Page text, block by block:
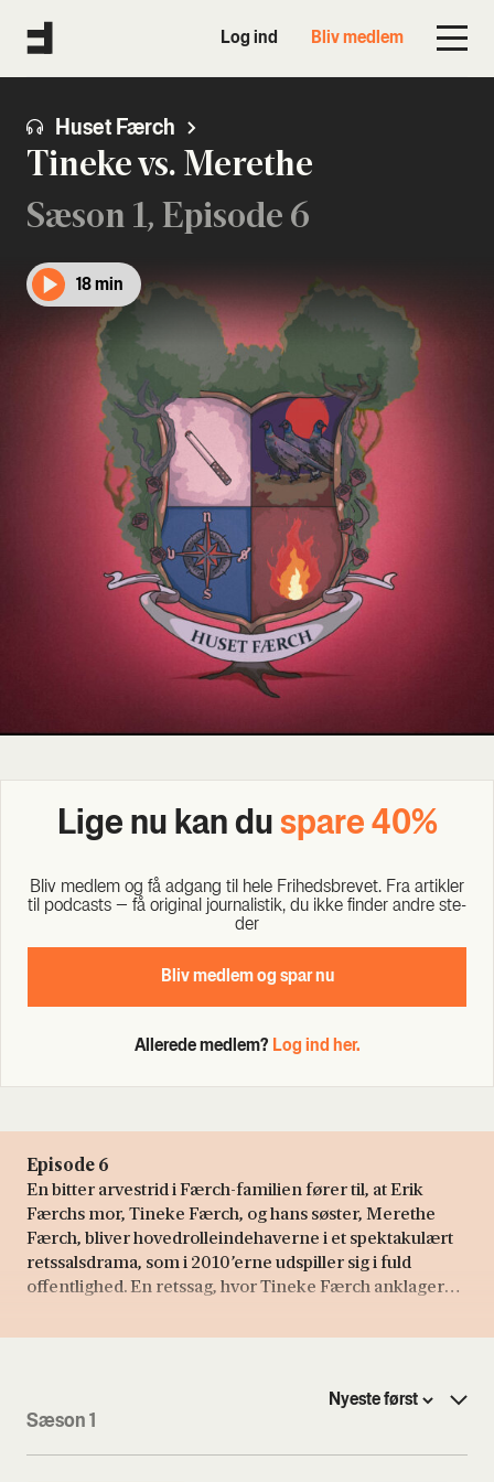
Log ind Bliv medlem
Huset Færch
Tineke vs. Merethe
Sæson 1, Episode 6
18 min
Lige nu kan du spa­re 40%
Bliv med­lem og få adgang til hele Fri­heds­bre­vet. Fra artik­ler
til podcasts – få ori­gi­nal jour­na­li­stik, du ikke fin­der andre ste­
der
Bliv med­lem og spar nu
Allerede medlem? Log ind her.
Episode 6
En bitter arvestrid i Færch-familien fører til, at Erik
Færchs mor, Tineke Færch, og hans søster, Merethe
Færch, bliver hovedrolleindehaverne i et spektakulært
retssalsdrama, som i 2010’erne udspiller sig i fuld
offentlighed. En retssag, hvor Tineke Færch anklager
millionbeløb og for at have begået insiderhandel.
Sæson 1